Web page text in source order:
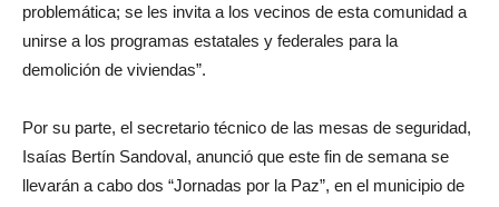
problemática; se les invita a los vecinos de esta comunidad a
unirse a los programas estatales y federales para la
demolición de viviendas”.
Por su parte, el secretario técnico de las mesas de seguridad,
Isaías Bertín Sandoval, anunció que este fin de semana se
llevarán a cabo dos “Jornadas por la Paz”, en el municipio de